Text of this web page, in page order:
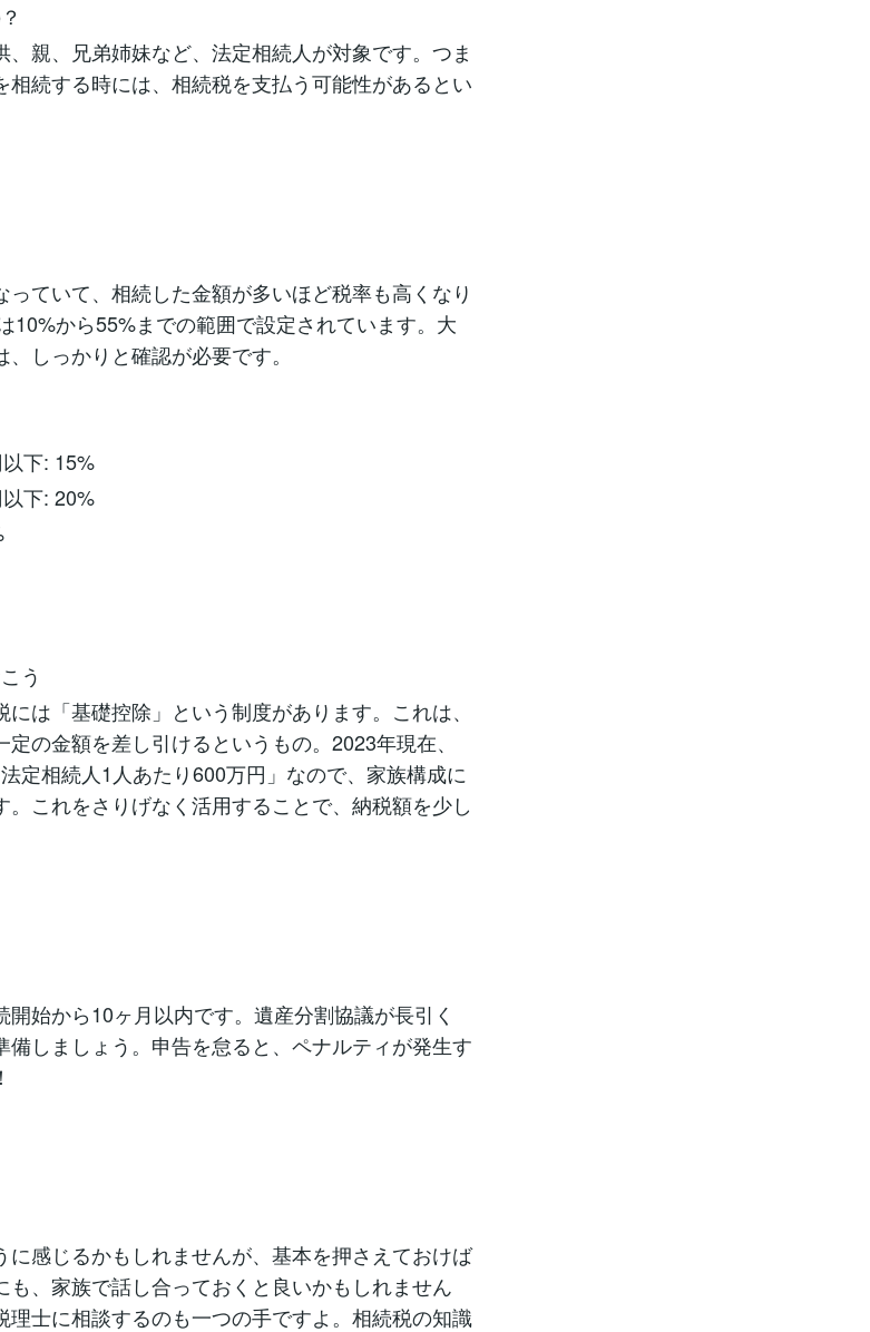
親、兄弟姉妹など、法定相続人が対象です。つま
相続する時には、相続税を支払う可能性があるとい
ていて、相続した金額が多いほど税率も高くなり
10%から55%までの範囲で設定されています。大
しっかりと確認が必要です。
下: 15%
下: 20%
う
は「基礎控除」という制度があります。これは、
の金額を差し引けるというもの。2023年現在、
定相続人1人あたり600万円」なので、家族構成に
。これをさりげなく活用することで、納税額を少し
始から10ヶ月以内です。遺産分割協議が長引く
備しましょう。申告を怠ると、ペナルティが発生す
に感じるかもしれませんが、基本を押さえておけば
も、家族で話し合っておくと良いかもしれません
理士に相談するのも一つの手ですよ。相続税の知識